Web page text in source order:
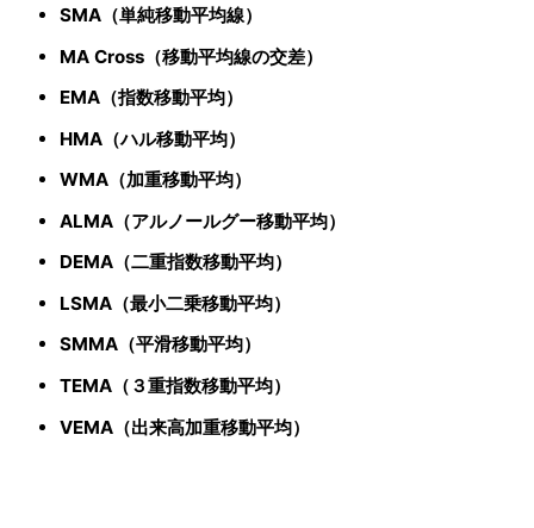
SMA（単純移動平均線）
MA Cross（移動平均線の交差）
EMA（指数移動平均）
HMA（ハル移動平均）
WMA（加重移動平均）
ALMA（アルノールグー移動平均）
DEMA（二重指数移動平均）
LSMA（最小二乗移動平均）
SMMA（平滑移動平均）
TEMA（３重指数移動平均）
VEMA（出来高加重移動平均）